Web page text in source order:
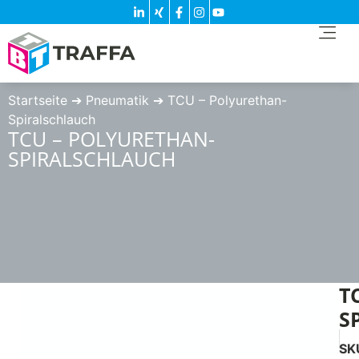
Startseite ➔ Pneumatik ➔ TCU – Polyurethan-
Spiralschlauch
TCU – POLYURETHAN-
SPIRALSCHLAUCH